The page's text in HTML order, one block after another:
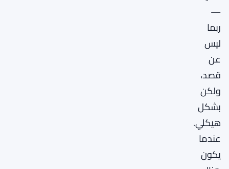
—
ربما
ليس
عن
قصد،
ولكن
بشكل
هيكلي.
عندما
يكون